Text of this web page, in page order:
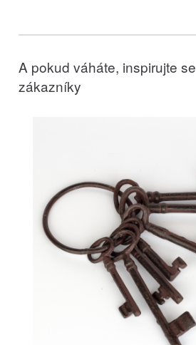
A pokud váháte, inspirujte
zákazníky